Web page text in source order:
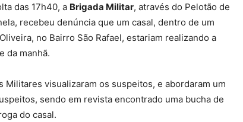
das 17h40, a Brigada Militar, através do Pelotão de
recebeu denúncia que um casal, dentro de um
no Bairro São Rafael, estariam realizando a
da manhã.
Militares visualizaram os suspeitos, e abordaram um
sendo em revista encontrado uma bucha de
do casal.